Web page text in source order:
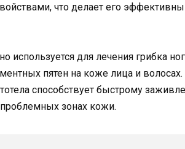
что делает его
используется для лечения грибка
пятен на коже лица и волосах.
способствует быстрому
зонах кожи.